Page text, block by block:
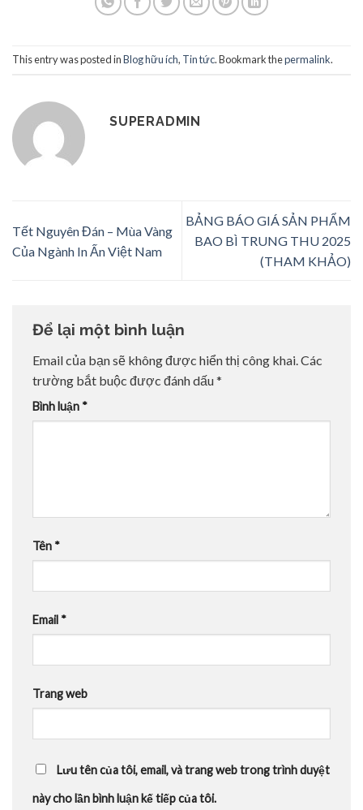
This entry was posted inBlog hữu ích, Tin tức. Bookmark thepermalink.
SUPERADMIN
Tết Nguyên Đán – Mùa Vàng
Của Ngành In Ấn Việt Nam
BẢNG BÁO GIÁ SẢN PHẨM
BAO BÌ TRUNG THU 2025
(THAM KHẢO)
Để lại một bình luận
Email của bạn sẽ không được hiển thị công khai.Các
trường bắt buộc được đánh dấu*
Bình luận *
Tên *
Email *
Trang web
Lưu tên của tôi, email, và trang web trong trình duyệt
này cho lần bình luận kế tiếp của tôi.